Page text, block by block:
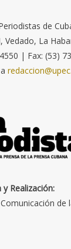
de
Vedado, La
| Fax: (53)
y Realización:
de